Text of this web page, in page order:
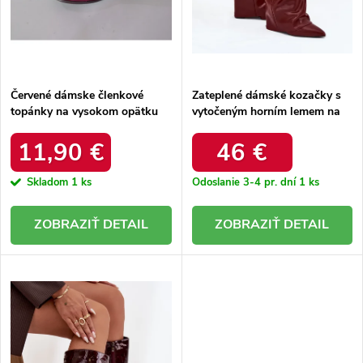
o
t
Červené dámske členkové
topánky na vysokom opätku
11,90 €
Skladom 1 ks
DETAIL
Zateplené dámské kozačky s
vytočeným horním lemem na
46 €
Odoslanie 3-4 pr. dní 1 ks
DETAIL